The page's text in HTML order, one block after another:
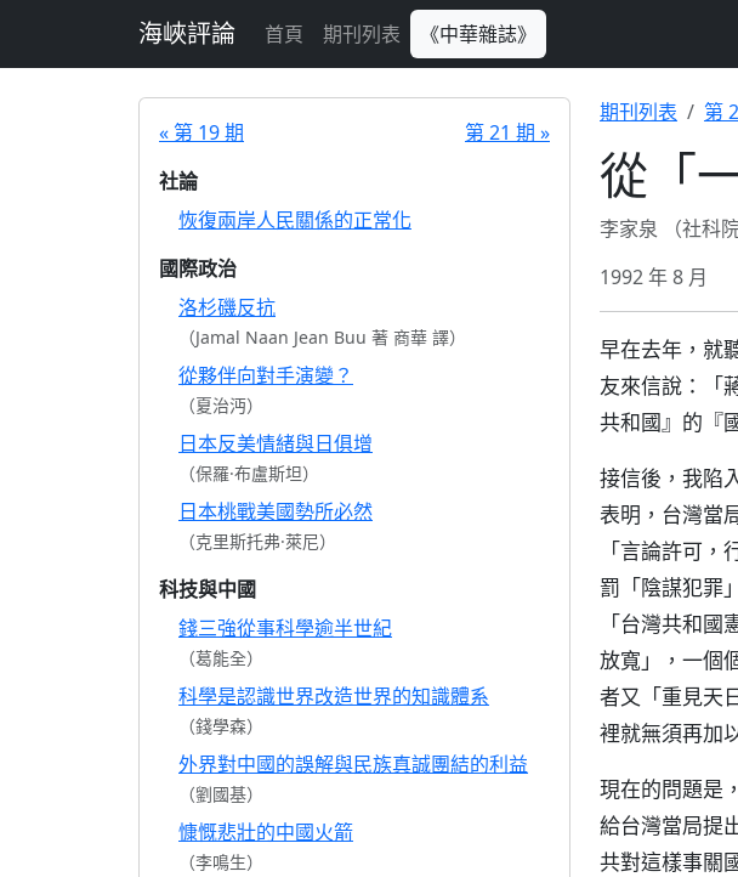
海峽評論 首頁 期刊列表 《中華雜誌》
« 第 19 期
第 21 期 »
社論
恢復兩岸人民關係的正常化
國際政治
洛杉磯反抗
（Jamal Naan Jean Buu 著 商華 譯）
從夥伴向對手演變？
（夏治沔）
日本反美情緒與日俱增
（保羅·布盧斯坦）
日本桃戰美國勢所必然
（克里斯托弗·萊尼）
科技與中國
錢三強從事科學逾半世紀
（葛能全）
科學是認識世界改造世界的知識體系
（錢學森）
外界對中國的誤解與民族真誠團結的利益
（劉國基）
慷慨悲壯的中國火箭
（李鳴生）
期刊列表 第
從「
李家泉 （社科
1992 年 8 月
早在去年，就
友來信說：「
共和國』的『
接信後，我陷
表明，台灣當
「言論許可
罰「陰謀犯罪
「台灣共和
放寬」，一個
者又「重見天
裡就無須再加
現在的問題是
給台灣當局提
共對這樣事關